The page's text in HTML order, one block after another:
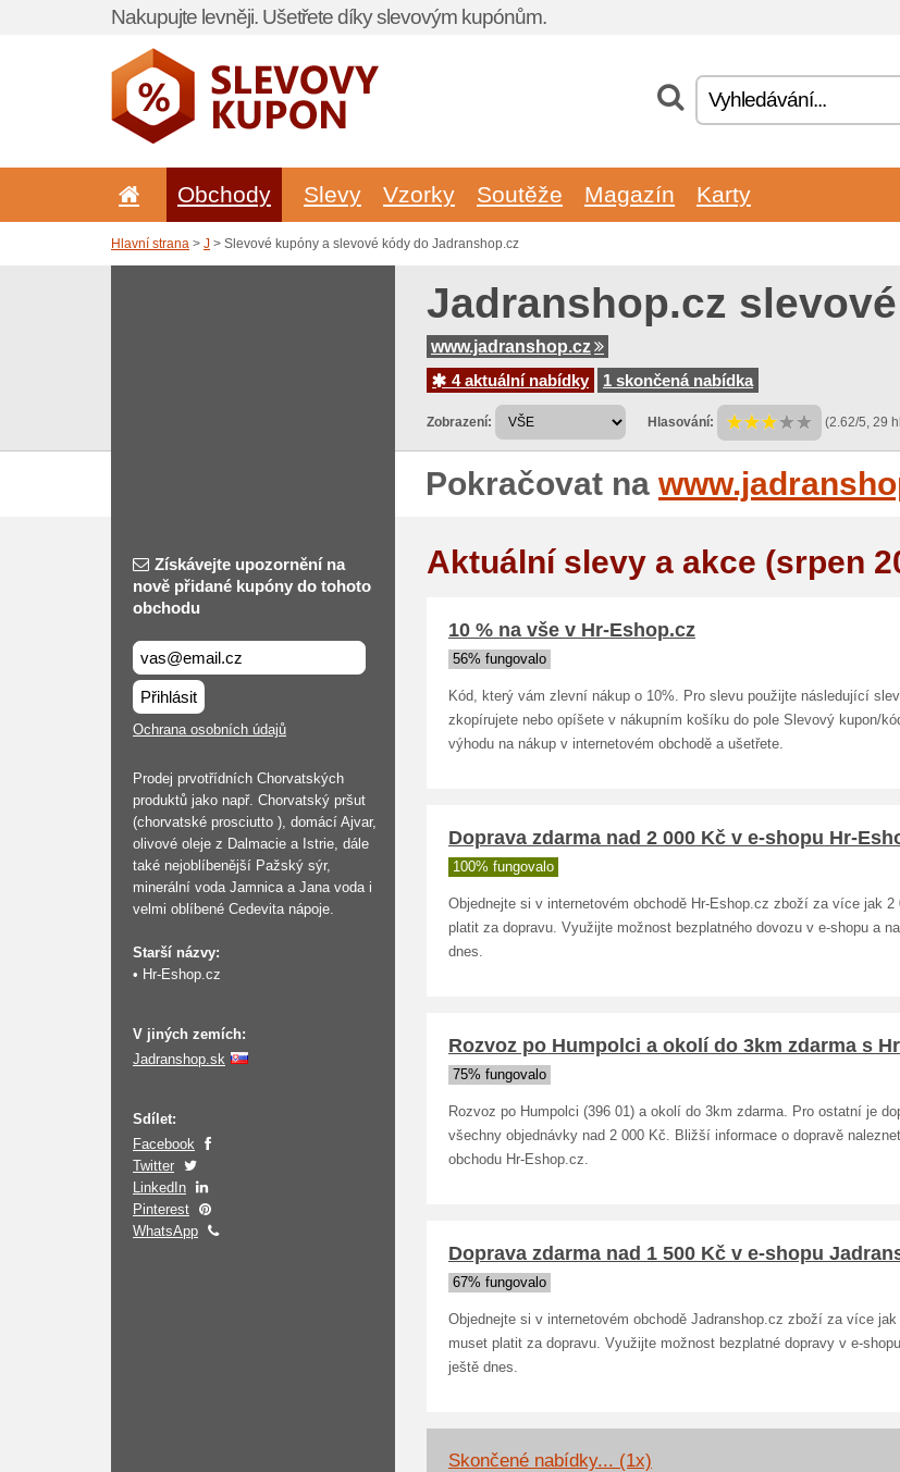
Nakupujte levněji. Ušetřete díky slevovým kupónům.
Obchody Slevy Vzorky Soutěže Magazín Karty
Hlavní strana > J > Slevové kupóny a slevové kódy do Jadranshop.cz
Jadranshop.cz
www.jadranshop.cz
4 aktuální nabídky
1 skončená nabídka
Zobrazení: Hlasování: (2.62/5, 29
Pokračovat na
Získávejte upozornění na
nově přidané kupóny do tohoto
obchodu
Přihlásit
Ochrana osobních údajů
Prodej prvotřídních Chorvatských
produktů jako např. Chorvatský pršut
(chorvatské prosciutto ), domácí Ajvar,
olivové oleje z Dalmacie a Istrie, dále
také nejoblíbenější Pažský sýr,
minerální voda Jamnica a Jana voda i
velmi oblíbené Cedevita nápoje.
Starší názvy:
• Hr-Eshop.cz
V jiných zemích:
Jadranshop.sk
Sdílet:
Facebook
Twitter
LinkedIn
Pinterest
WhatsApp
Aktuální slevy a akce (srpen
10 % na vše v Hr-Eshop.cz
56% fungovalo
Kód, který vám zlevní nákup o 10%. Pro slevu použijte následující
zkopírujete nebo opíšete v nákupním košíku do pole Slevový kupon/
výhodu na nákup v internetovém obchodě a ušetřete.
Doprava zdarma nad 2 000 Kč v e-shopu Hr-
100% fungovalo
Objednejte si v internetovém obchodě Hr-Eshop.cz zboží za více jak
platit za dopravu. Využijte možnost bezplatného dovozu v e-shopu a
dnes.
Rozvoz po Humpolci a okolí do 3km zdarma s
75% fungovalo
Rozvoz po Humpolci (396 01) a okolí do 3km zdarma. Pro ostatní je
všechny objednávky nad 2 000 Kč. Bližší informace o dopravě
obchodu Hr-Eshop.cz.
Doprava zdarma nad 1 500 Kč v e-shopu
67% fungovalo
Objednejte si v internetovém obchodě Jadranshop.cz zboží za více
muset platit za dopravu. Využijte možnost bezplatné dopravy v e-
ještě dnes.
Skončené nabídky... (1x)